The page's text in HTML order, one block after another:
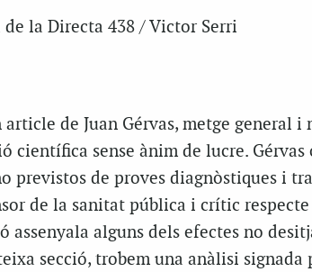
de Juan Gérvas, metge general i
científica sense ànim de lucre.
previstos de proves diagnòstiques i
de la sanitat pública i crític respecte
assenyala alguns dels efectes no
secció, trobem una anàlisi signada